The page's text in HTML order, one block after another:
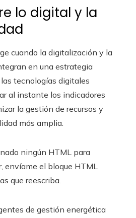
lo digital y la
cuando la digitalización y la
en una estrategia
tecnologías digitales
al instante los indicadores
la gestión de recursos y
más amplia.
ningún HTML para
envíame el bloque HTML
que reescriba.
de gestión energética